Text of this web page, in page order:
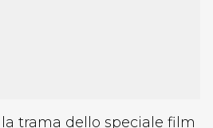
la trama dello speciale film